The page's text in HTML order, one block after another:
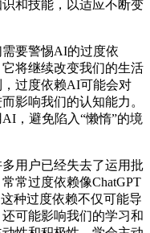
和技能，以适应不断变
要警惕AI的过度依
将继续改变我们的生活
过度依赖AI可能会对
影响我们的认知能力。
，避免陷入“懒惰”的境
用户已经失去了运用批
常过度依赖像ChatGPT
种过度依赖不仅可能导
可能影响我们的学习和